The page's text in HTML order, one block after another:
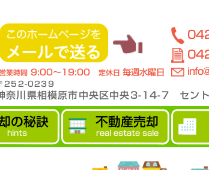
業時間 9:00～19:00定休日毎週水曜日
252-0239
奈川県相模原市中央区中央3-14-7 セン
の秘訣
hints
不動産売却
real estate sale